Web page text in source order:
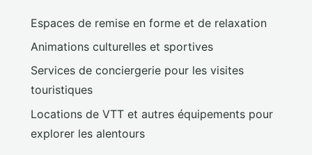
Espaces de remise en forme et de relaxation
Animations culturelles et sportives
Services de conciergerie pour les visites
touristiques
Locations de VTT et autres équipements pour
explorer les alentours